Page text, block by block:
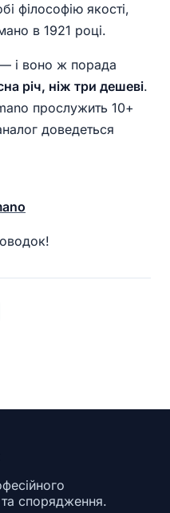
філософію якості,
в 1921 році.
і воно ж порада
річ, ніж три дешеві.
прослужить 10+
доведеться
спорядження.